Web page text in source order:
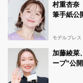
村重杏奈
筆手紙公
モデルプレス
加藤綾菜
ープ”公